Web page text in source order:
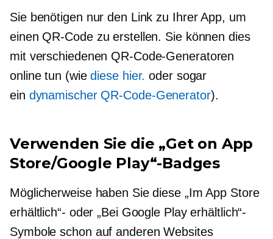
Sie benötigen nur den Link zu Ihrer App, um
einen QR-Code zu erstellen. Sie können dies
mit verschiedenen QR-Code-Generatoren
online tun (wiediese hier. oder sogar
ein dynamischer QR-Code-Generator).
Verwenden Sie die „Get on App
Store/Google Play“-Badges
Möglicherweise haben Sie diese „Im App Store
erhältlich“- oder „Bei Google Play erhältlich“-
Symbole schon auf anderen Websites